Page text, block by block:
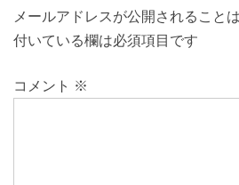
メールアドレスが公開されること
付いている欄は必須項目です
コメント ※